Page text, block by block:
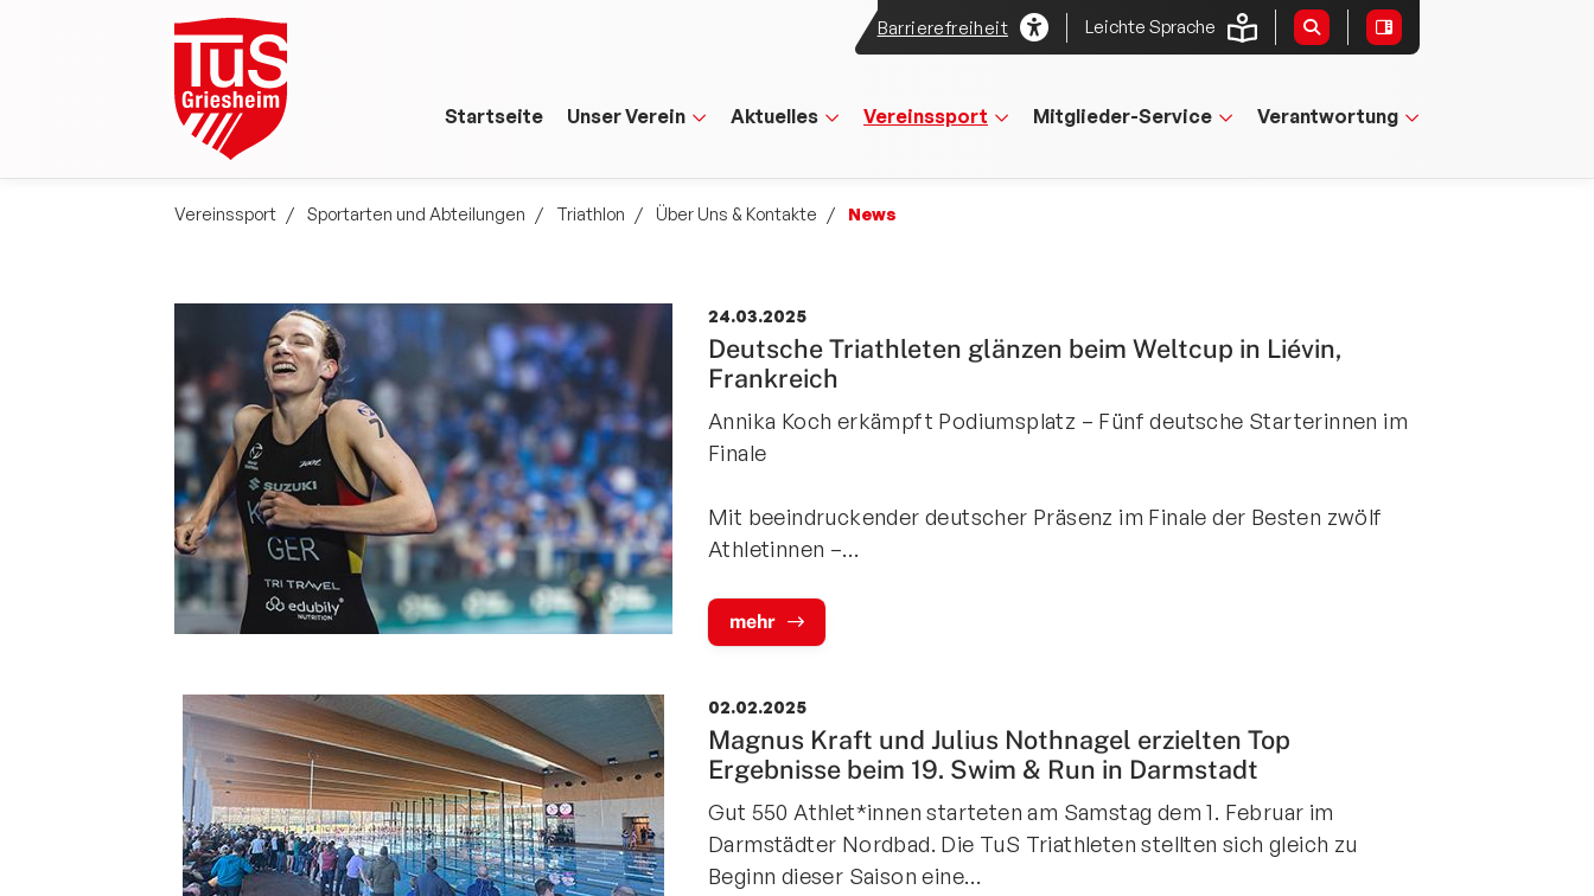
Barrierefreiheit Leichte Sprache
Startseite Unser Verein Aktuelles Vereinssport Mitglieder-Service Verantwortung
Vereinssport Sportarten und Abteilungen Triathlon Über Uns & Kontakte News
24.03.2025
Deutsche Triathleten glänzen beim Weltcup in Liévin,
Frankreich
Annika Koch erkämpft Podiumsplatz – Fünf deutsche Starterinnen im
Finale
Mit beeindruckender deutscher Präsenz im Finale der Besten zwölf
Athletinnen –…
mehr
02.02.2025
Magnus Kraft und Julius Nothnagel erzielten Top
Ergebnisse beim 19. Swim & Run in Darmstadt
Gut 550 Athlet*innen starteten am Samstag dem 1. Februar im
Darmstädter Nordbad. Die TuS Triathleten stellten sich gleich zu
Beginn dieser Saison eine…